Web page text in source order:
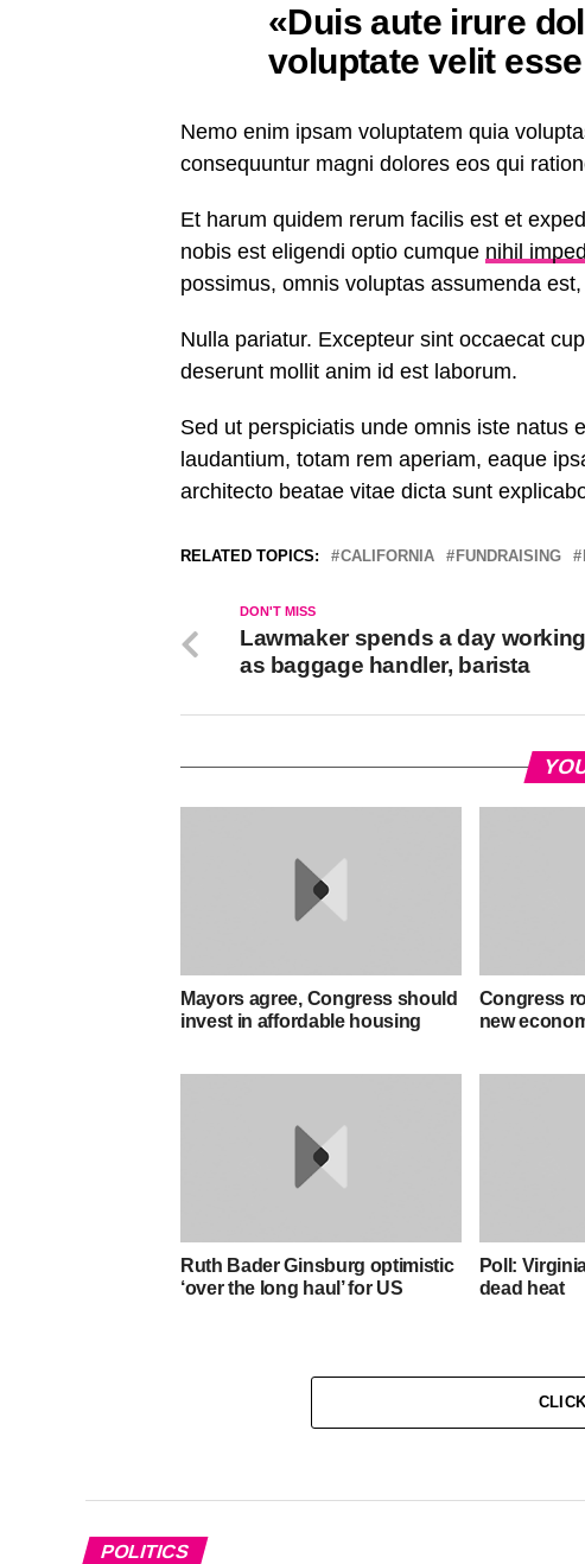
«Duis aute irure
voluptate velit
Nemo enim ipsam voluptatem quia
consequuntur magni dolores eos qui
Et harum quidem rerum facilis est et
nobis est eligendi optio cumque nihil
possimus, omnis voluptas assumenda
Nulla pariatur. Excepteur sint occaecat
deserunt mollit anim id est laborum.
Sed ut perspiciatis unde omnis iste natus
laudantium, totam rem aperiam, eaque
architecto beatae vitae dicta sunt
RELATED TOPICS: CALIFORNIA FUNDRAISING
DON'T MISS
Lawmaker spends a day working
as baggage handler, barista
Mayors agree, Congress should
invest in affordable housing
Congress
new
Ruth Bader Ginsburg optimistic
‘over the long haul’ for US
Poll:
dead heat
POLITICS